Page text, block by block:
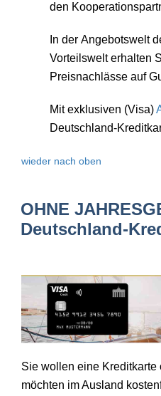
den
In der Angebotswelt
Vorteilswelt erhalten
Preisnachlässe auf
Mit exklusiven (Visa)
Deutschland-
wieder nach oben
OHNE
Deutschland-
Sie wollen eine
möchten im Ausland